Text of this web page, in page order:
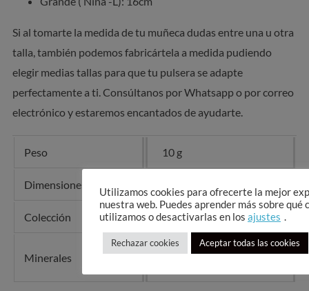
Si al tomarte la medida de tu muñeca dudas entre una u otra
talla, también podemos fabricártela a medida pudiendo
elegir medias tallas para que tu pulsera se adapte
perfectamente a ti. Consúltanos por Whatsapp o por correo
electrónico y estaremos encantados de ayudarte.
Peso 10 g
Dimensiones
Colección Vesubio
Minerales
Azurita ,Hematite,
Utilizamos cookies para ofrecerte la mejor
nuestra web. Puedes aprender más sobre qué
utilizamos o desactivarlas en los ajustes .
Rechazar cookies Aceptar todas las cookies